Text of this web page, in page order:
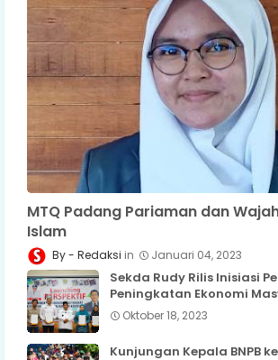
MTQ Padang Pariaman dan
Islam
Redaksi Januari 04, 2023
Sekda Rudy Rilis Inisiasi
Peningkatan Ekonomi
Oktober 18, 2023
Kunjungan Kepala BNPB